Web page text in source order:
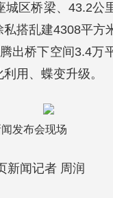
城区桥梁、43.2公
私搭乱建4308平方
出桥下空间3.4万
用、蝶变升级。
发布会现场
新闻记者 周润